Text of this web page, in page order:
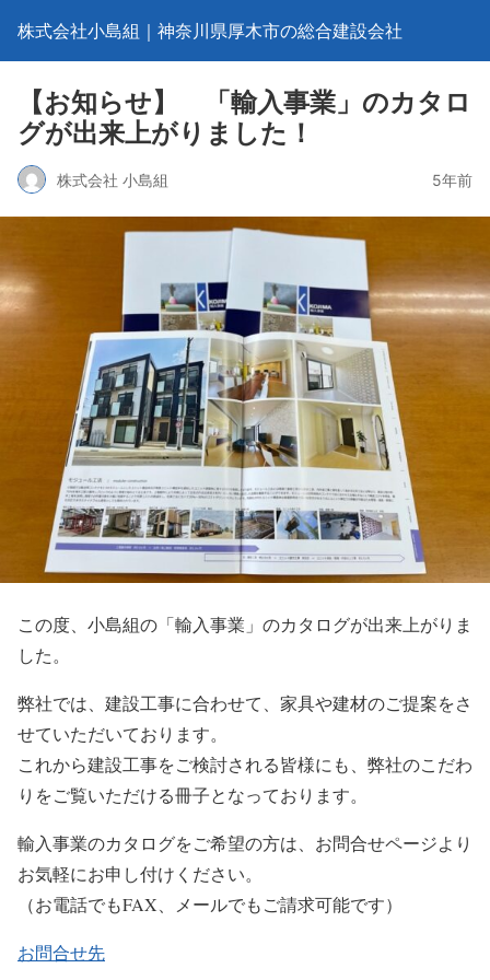
株式会社小島組｜神奈川県厚木市の総合建設会社
【お知らせ】 「輸入事業」のカタロ
グが出来上がりました！
株式会社 小島組 5年前
この度、小島組の「輸入事業」のカタログが出来上がりま
した。
弊社では、建設工事に合わせて、家具や建材のご提案をさ
せていただいております。
これから建設工事をご検討される皆様にも、弊社のこだわ
りをご覧いただける冊子となっております。
輸入事業のカタログをご希望の方は、お問合せページより
お気軽にお申し付けください。
（お電話でもFAX、メールでもご請求可能です）
お問合せ先